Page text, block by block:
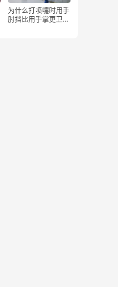
为什么打喷嚏时用手
肘挡比用手掌更卫